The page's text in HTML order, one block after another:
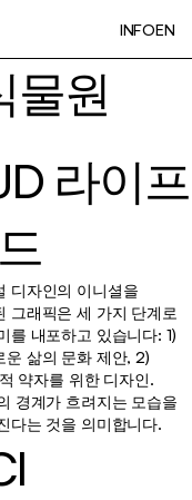
Typography, Package
INFOEN
물원
라이프
디자인의 이니셜을
그래픽은 세 가지 단계로
를 내포하고 있습니다: 1)
운 삶의 문화 제안, 2)
약자를 위한 디자인.
경계가 흐려지는 모습을
다는 것을 의미합니다.